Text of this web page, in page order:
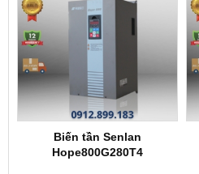
Biến tần Senlan
Hope800G280T4